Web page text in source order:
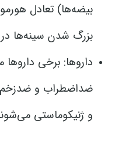
بیضه‌ها) تعادل
بزرگ شدن سینه‌ها
داروها: برخی داروها
ضداضطراب و
و ژنیکوماستی